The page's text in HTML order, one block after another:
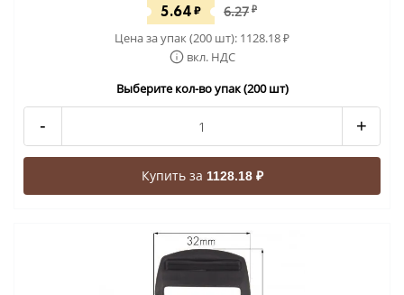
5.64₽ 6.27 ₽
Цена за упак (200 шт): 1128.18₽
вкл. НДС
Выберите кол-во упак (200 шт)
- +
Купить за 1128.18 ₽